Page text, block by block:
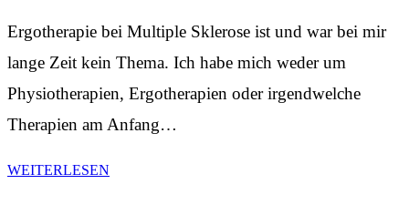
Ergotherapie bei Multiple Sklerose ist und war bei mir
lange Zeit kein Thema. Ich habe mich weder um
Physiotherapien, Ergotherapien oder irgendwelche
Therapien am Anfang…
WEITERLESEN